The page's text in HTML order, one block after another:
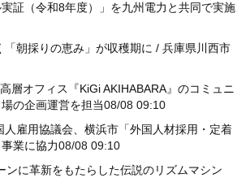
証（令和8年度）」を九州電力と共同で実施
「朝採りの恵み」が収穫期に / 兵庫県川西市
層オフィス『KiGi AKIHABARA』のコミュニ
の企画運営を担当08/08 09:10
人雇用協議会、横浜市「外国人材採用・定着
業に協力08/08 09:10
ンに革新をもたらした伝説のリズムマシン